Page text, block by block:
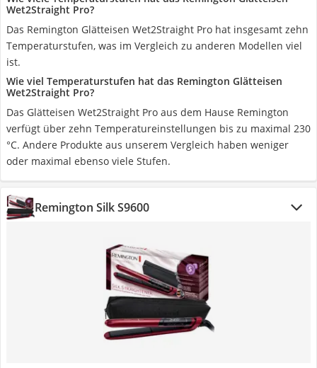
Wet2Straight Pro?
Das Remington Glätteisen Wet2Straight Pro hat insgesamt zehn
Temperaturstufen, was im Vergleich zu anderen Modellen viel
ist.
Wie viel Temperaturstufen hat das Remington Glätteisen
Wet2Straight Pro?
Das Glätteisen Wet2Straight Pro aus dem Hause Remington
verfügt über zehn Temperatureinstellungen bis zu maximal 230
°C. Andere Produkte aus unserem Vergleich haben weniger
oder maximal ebenso viele Stufen.
Remington Silk S9600